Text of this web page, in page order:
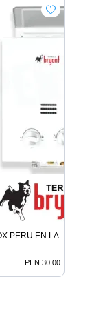
PERU EN LA MOLINA
PEN 30.00